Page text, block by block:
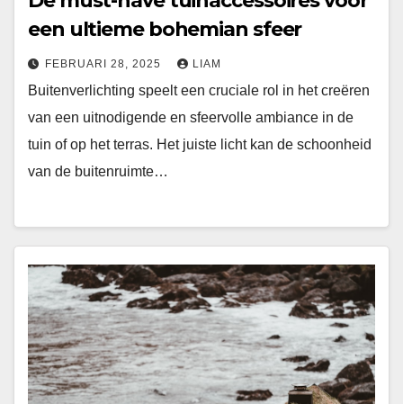
een ultieme bohemian sfeer
FEBRUARI 28, 2025 LIAM
Buitenverlichting speelt een cruciale rol in het creëren
van een uitnodigende en sfeervolle ambiance in de
tuin of op het terras. Het juiste licht kan de schoonheid
van de buitenruimte…